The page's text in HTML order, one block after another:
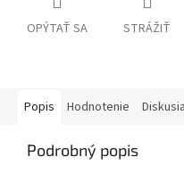
OPÝTAŤ SA STRÁŽIŤ
Popis Hodnotenie Diskusia
Podrobný popis